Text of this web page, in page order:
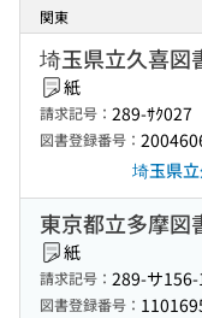
関東
埼玉県立久喜図
紙
請求記号： 289-ｻｸ027
図書登録番号：
埼玉県
東京都立多摩図
紙
請求記号： 289-サ156-
図書登録番号：